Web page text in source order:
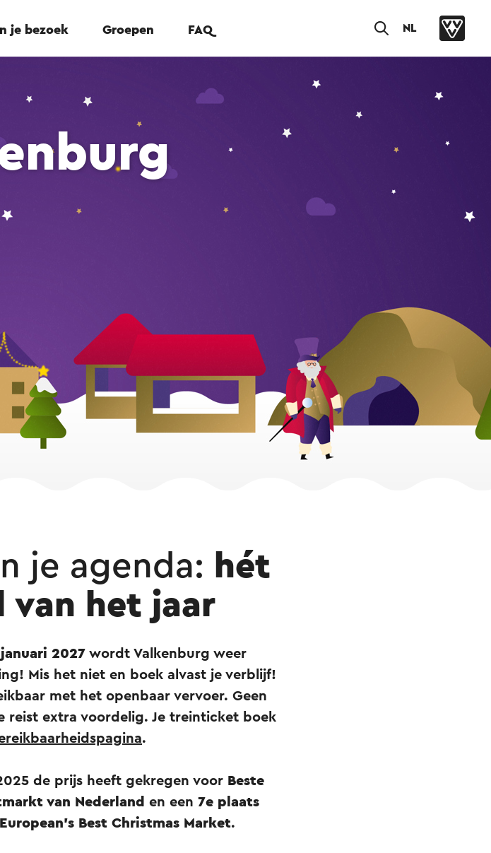
je bezoek Groepen FAQ NL
je agenda: hét
van het jaar
2027 wordt Valkenburg weer
Mis het niet en boek alvast je verblijf!
met het openbaar vervoer. Geen
reist extra voordelig. Je treinticket boek
.
de prijs heeft gekregen voor Beste
van Nederland en een 7e plaats
European's Best Christmas Market.